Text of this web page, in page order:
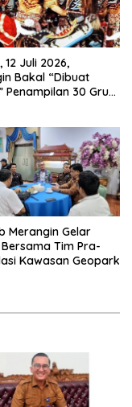
12 Juli 2026,
Bakal “Dibuat
Penampilan 30 Grup
Merangin Gelar
Tim Pra-
Kawasan Geopark